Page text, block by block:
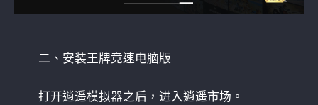
二、安装王牌竞速电脑版
打开逍遥模拟器之后，进入逍遥市场。